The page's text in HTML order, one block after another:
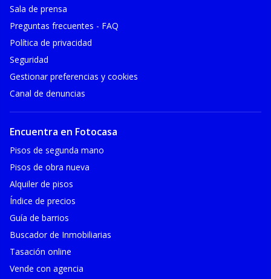
Sala de prensa
Preguntas frecuentes - FAQ
Política de privacidad
Seguridad
Gestionar preferencias y cookies
Canal de denuncias
Encuentra en Fotocasa
Pisos de segunda mano
Pisos de obra nueva
Alquiler de pisos
Índice de precios
Guía de barrios
Buscador de Inmobiliarias
Tasación online
Vende con agencia